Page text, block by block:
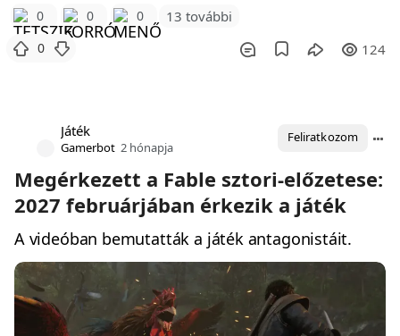
PS5-ön.
A játék már megtalálható a Steamen, ahol a
0 0 0 13 további
0 124
Játék
Gamerbot 2 hónapja
Feliratkozom
Megérkezett a Fable sztori-előzetese:
2027 februárjában érkezik a játék
A videóban bemutatták a játék antagonistáit.